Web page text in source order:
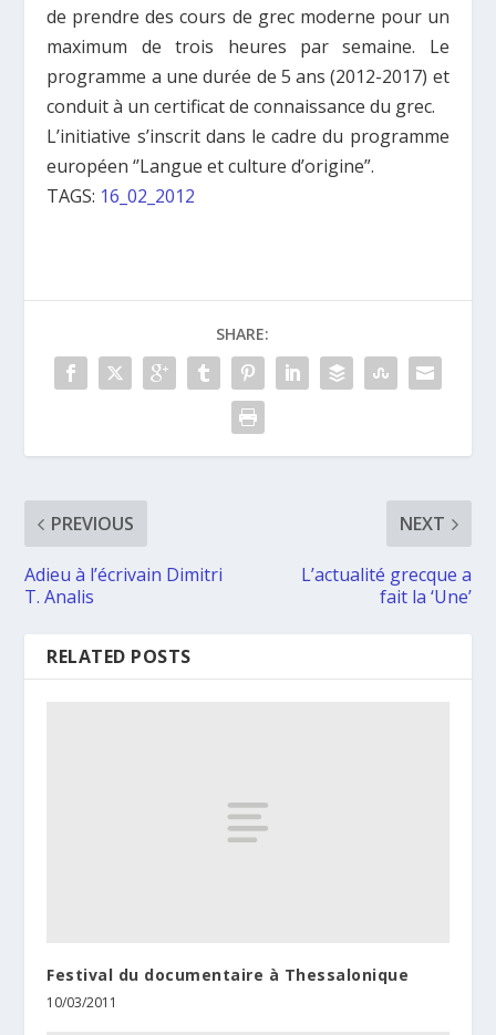
de prendre des cours de grec moderne pour un
maximum de trois heures par semaine. Le
programme a une durée de 5 ans (2012-2017) et
conduit à un certificat de connaissance du grec.
L’initiative s’inscrit dans le cadre du programme
européen ‘’Langue et culture d’origine”.
TAGS: 16_02_2012
SHARE:
PREVIOUS
Adieu à l’écrivain Dimitri
T. Analis
NEXT
L’actualité grecque a
fait la ‘Une’
RELATED POSTS
Festival du documentaire à Thessalonique
10/03/2011